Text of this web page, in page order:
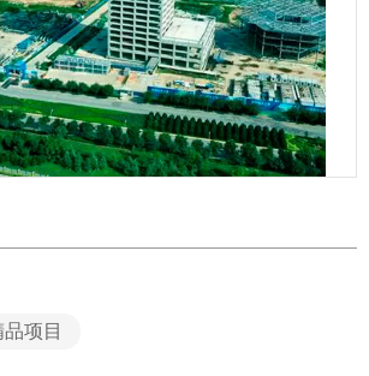
品项目